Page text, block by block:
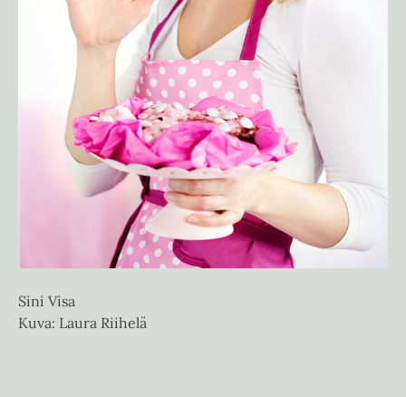
Sini Visa
Kuva: Laura Riihelä